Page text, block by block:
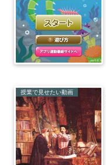
授業で見せたい動画